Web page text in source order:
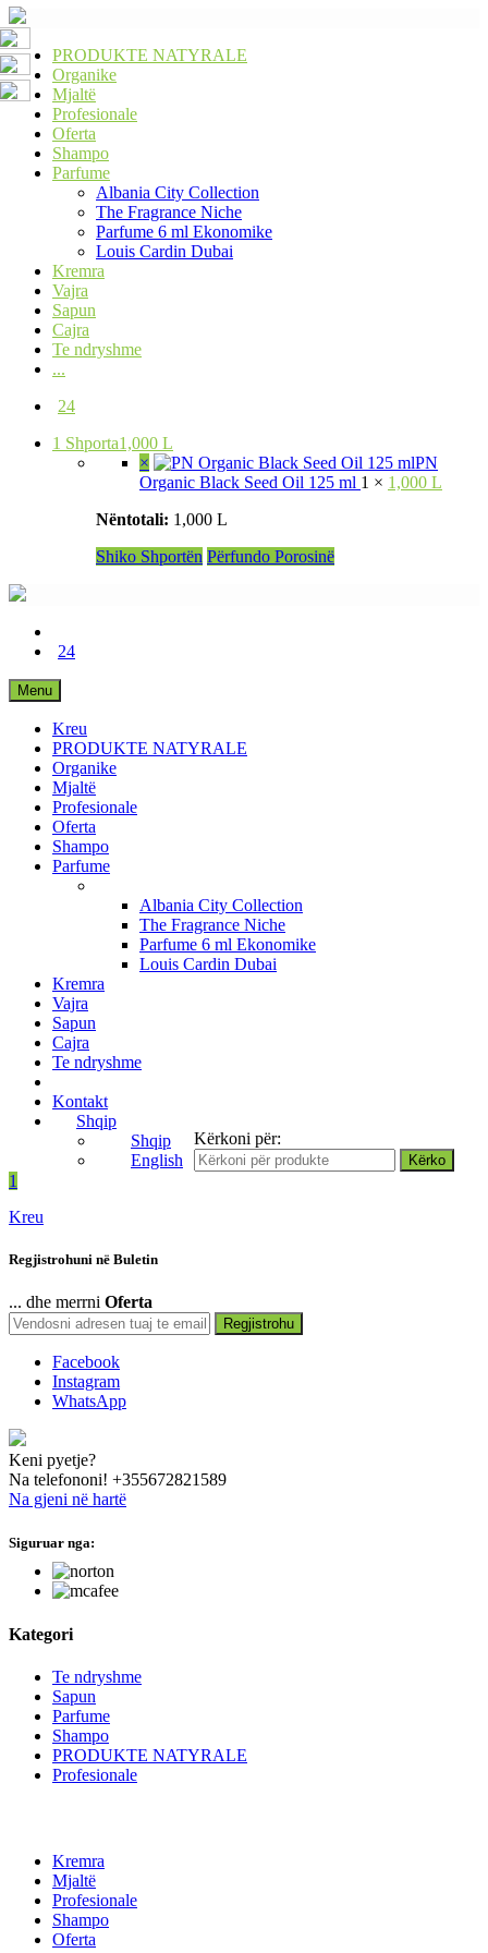
PRODUKTE NATYRALE
Organike
Mjaltë
Profesionale
Oferta
Shampo
Parfume
Albania City Collection
The Fragrance Niche
Parfume 6 ml Ekonomike
Louis Cardin Dubai
Kremra
Vajra
Sapun
Cajra
Te ndryshme
...
24
1 Shporta1,000 L
×
PN
Organic Black Seed Oil 125 ml 1 × 1,000 L
Nëntotali: 1,000 L
Shiko Shportën Përfundo Porosinë
24
Menu
Kreu
PRODUKTE NATYRALE
Organike
Mjaltë
Profesionale
Oferta
Shampo
Parfume
Albania City Collection
The Fragrance Niche
Parfume 6 ml Ekonomike
Louis Cardin Dubai
Kremra
Vajra
Sapun
Cajra
Te ndryshme
Kontakt
Shqip
Shqip
English
Kërkoni për:
1
Kreu
Regjistrohuni në Buletin
... dhe merrni Oferta
Regjistrohu
Facebook
Instagram
WhatsApp
Keni pyetje?
Na telefononi! +355672821589
Na gjeni në hartë
Siguruar nga:
Kategori
Te ndryshme
Sapun
Parfume
Shampo
PRODUKTE NATYRALE
Profesionale
Kremra
Mjaltë
Profesionale
Shampo
Oferta